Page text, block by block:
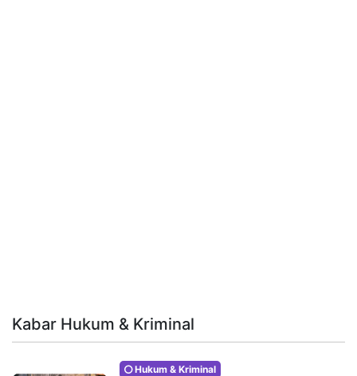
Kabar Hukum & Kriminal
Hukum & Kriminal